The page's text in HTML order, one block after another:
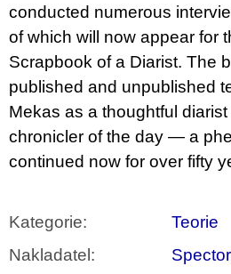
conducted numerous
of which will now appear for
Scrapbook of a Diarist. The
published and unpublished
Mekas as a thoughtful
chronicler of the day ― a
continued now for over fifty
Kategorie:
Teorie
Nakladatel :